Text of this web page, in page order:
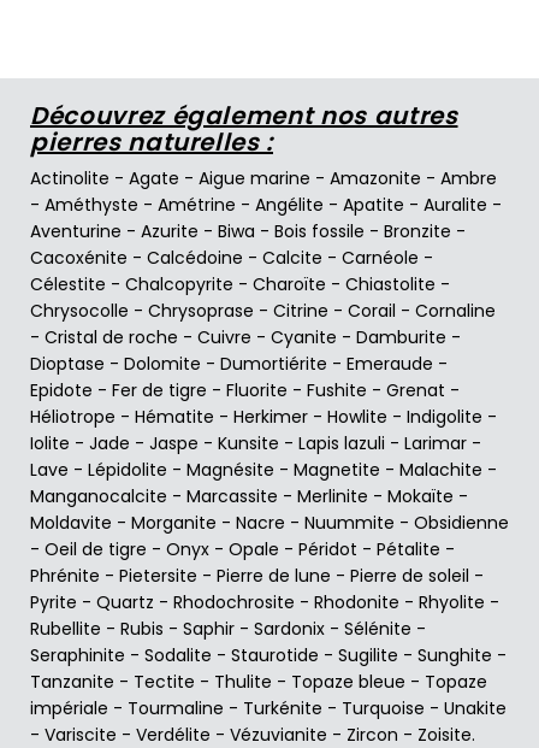
Découvrez également nos autres
pierres naturelles :
Actinolite - Agate - Aigue marine - Amazonite - Ambre
- Améthyste - Amétrine - Angélite - Apatite - Auralite -
Aventurine - Azurite - Biwa - Bois fossile - Bronzite -
Cacoxénite - Calcédoine - Calcite - Carnéole -
Célestite - Chalcopyrite - Charoïte - Chiastolite -
Chrysocolle - Chrysoprase - Citrine - Corail - Cornaline
- Cristal de roche - Cuivre - Cyanite - Damburite -
Dioptase - Dolomite - Dumortiérite - Emeraude -
Epidote - Fer de tigre - Fluorite - Fushite - Grenat -
Héliotrope - Hématite - Herkimer - Howlite - Indigolite -
Iolite - Jade - Jaspe - Kunsite - Lapis lazuli - Larimar -
Lave - Lépidolite - Magnésite - Magnetite - Malachite -
Manganocalcite - Marcassite - Merlinite - Mokaïte -
Moldavite - Morganite - Nacre - Nuummite - Obsidienne
- Oeil de tigre - Onyx - Opale - Péridot - Pétalite -
Phrénite - Pietersite - Pierre de lune - Pierre de soleil -
Pyrite - Quartz - Rhodochrosite - Rhodonite - Rhyolite -
Rubellite - Rubis - Saphir - Sardonix - Sélénite -
Seraphinite - Sodalite - Staurotide - Sugilite - Sunghite -
Tanzanite - Tectite - Thulite - Topaze bleue - Topaze
impériale - Tourmaline - Turkénite - Turquoise - Unakite
- Variscite - Verdélite - Vézuvianite - Zircon - Zoisite.